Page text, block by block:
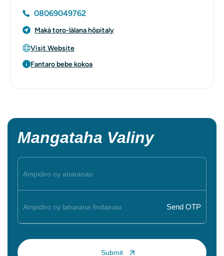
08069049762
Makà toro-làlana hôpitaly
Visit Website
Fantaro bebe kokoa
Mangataha Valiny